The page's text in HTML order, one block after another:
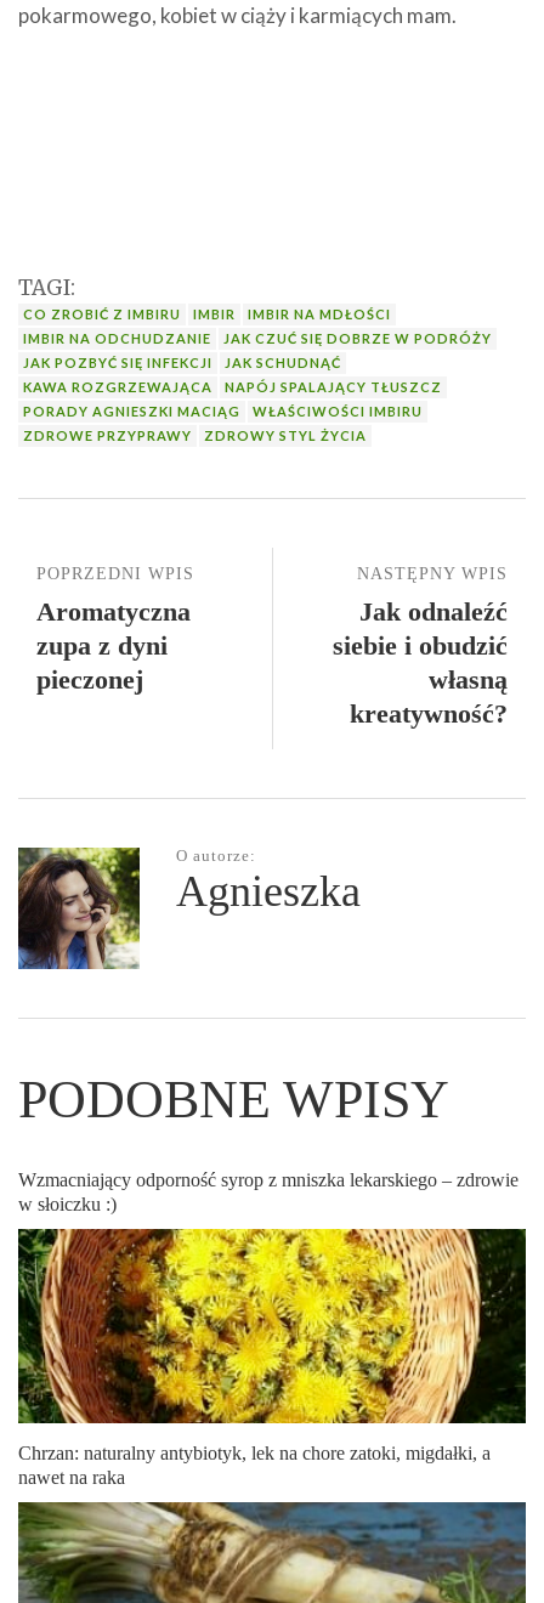
pokarmowego, kobiet w ciąży i karmiących mam.
TAGI:
CO ZROBIĆ Z IMBIRU IMBIR
IMBIR NA MDŁOŚCI
IMBIR NA ODCHUDZANIE
JAK CZUĆ SIĘ DOBRZE W PODRÓŻY
JAK POZBYĆ SIĘ INFEKCJI
JAK SCHUDNĄĆ
KAWA ROZGRZEWAJĄCA
NAPÓJ SPALAJĄCY TŁUSZCZ
PORADY AGNIESZKI MACIĄG
WŁAŚCIWOŚCI IMBIRU
ZDROWE PRZYPRAWY
ZDROWY STYL ŻYCIA
NASTĘPNY WPIS
Jak odnaleźć
siebie i obudzić
własną
kreatywność?
POPRZEDNI WPIS
Aromatyczna
zupa z dyni
pieczonej
O autorze:
Agnieszka
PODOBNE WPISY
Wzmacniający odporność syrop z mniszka lekarskiego – zdrowie
w słoiczku :)
Chrzan: naturalny antybiotyk, lek na chore zatoki, migdałki, a
nawet na raka